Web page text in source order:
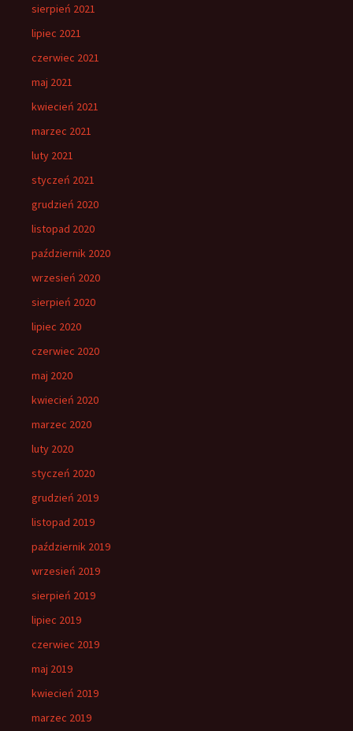
sierpień 2021
lipiec 2021
czerwiec 2021
maj 2021
kwiecień 2021
marzec 2021
luty 2021
styczeń 2021
grudzień 2020
listopad 2020
październik 2020
wrzesień 2020
sierpień 2020
lipiec 2020
czerwiec 2020
maj 2020
kwiecień 2020
marzec 2020
luty 2020
styczeń 2020
grudzień 2019
listopad 2019
październik 2019
wrzesień 2019
sierpień 2019
lipiec 2019
czerwiec 2019
maj 2019
kwiecień 2019
marzec 2019